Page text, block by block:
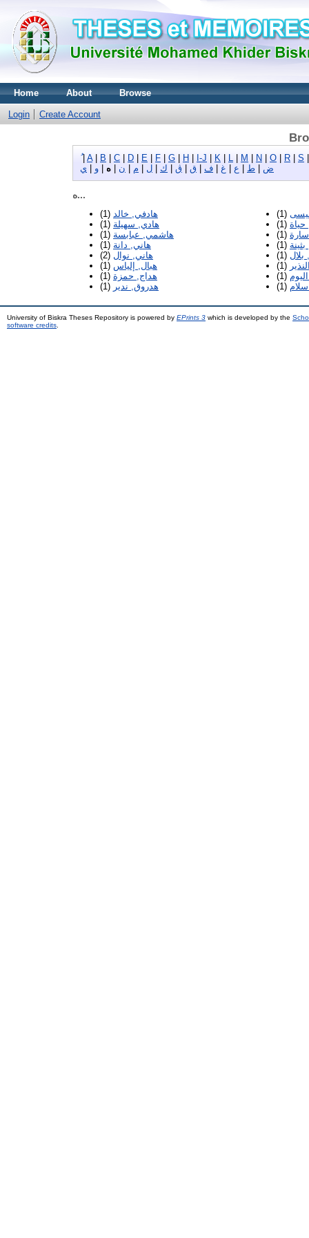
Home About Browse
Login Create Account
| A| B C D E F G H I-J K L M N O R S
ض
ط ع غ ف ق ڨ ك ل م ن ه و ي
ه...
هادفي, خالد (1)
هادي, سهيلة (1)
هاشمي, عبابسة (1)
هاني, دانة (1)
هاني, نوال (2)
هبال, إلياس (1)
هداج, حمزة (1)
هدروق, ندير (1)
(1)
(1)
(1)
(1)
(1)
(1)
(1)
(1)
University of Biskra Theses Repository is powered by EPrints 3 which is developed by the
software credits.